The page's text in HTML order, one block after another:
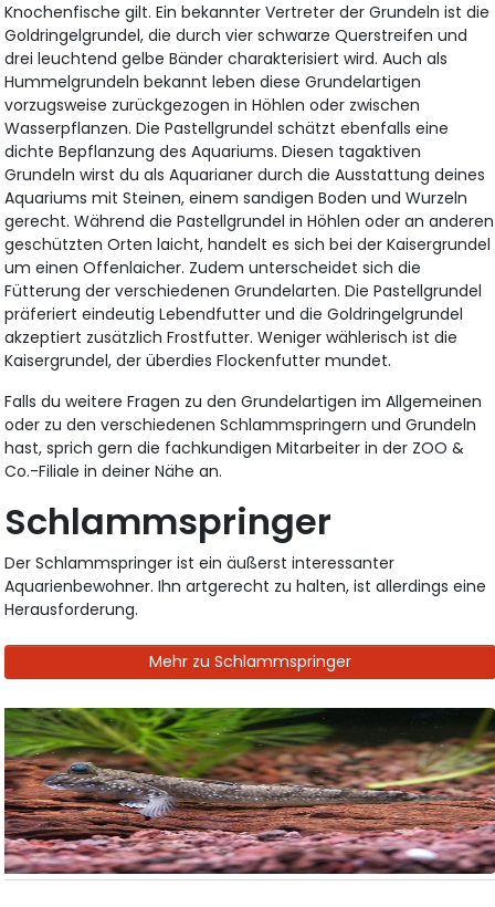
Knochenfische gilt. Ein bekannter Vertreter der Grundeln ist die
Goldringelgrundel, die durch vier schwarze Querstreifen und
drei leuchtend gelbe Bänder charakterisiert wird. Auch als
Hummelgrundeln bekannt leben diese Grundelartigen
vorzugsweise zurückgezogen in Höhlen oder zwischen
Wasserpflanzen. Die Pastellgrundel schätzt ebenfalls eine
dichte Bepflanzung des Aquariums. Diesen tagaktiven
Grundeln wirst du als Aquarianer durch die Ausstattung deines
Aquariums mit Steinen, einem sandigen Boden und Wurzeln
gerecht. Während die Pastellgrundel in Höhlen oder an anderen
geschützten Orten laicht, handelt es sich bei der Kaisergrundel
um einen Offenlaicher. Zudem unterscheidet sich die
Fütterung der verschiedenen Grundelarten. Die Pastellgrundel
präferiert eindeutig Lebendfutter und die Goldringelgrundel
akzeptiert zusätzlich Frostfutter. Weniger wählerisch ist die
Kaisergrundel, der überdies Flockenfutter mundet.
Falls du weitere Fragen zu den Grundelartigen im Allgemeinen
oder zu den verschiedenen Schlammspringern und Grundeln
hast, sprich gern die fachkundigen Mitarbeiter in der ZOO &
Co.-Filiale in deiner Nähe an.
Schlammspringer
Der Schlammspringer ist ein äußerst interessanter
Aquarienbewohner. Ihn artgerecht zu halten, ist allerdings eine
Herausforderung.
Mehr zu Schlammspringer